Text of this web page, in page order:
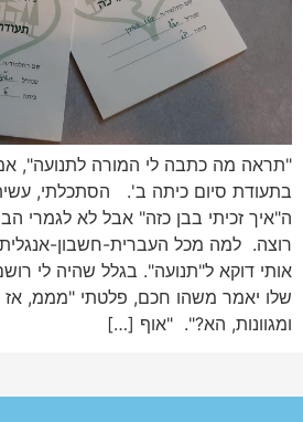
"תראה מה כתבה לי המורה לתנועה",
בתעודת סיום כיתה ב'. הסתכלתי,
ה"איך זכיתי בבן כזה" אבל לא לגמרי
רוצה. למה מכל העברית-חשבון-
אותי דוקא ל"תנועה". בגלל שהיה לי
שלו יאמר משהו חכם, פלטתי "מממ, אז
ומגוונות, הא?". "אוף […]